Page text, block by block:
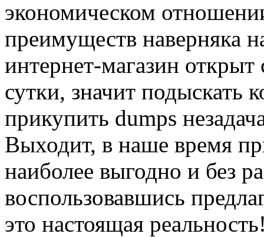
экономическом
преимуществ наверняка
интернет-магазин
сутки, значит подыскать
прикупить dumps
Выходит, в наше время
наиболее выгодно и без
воспользовавшись
это настоящая